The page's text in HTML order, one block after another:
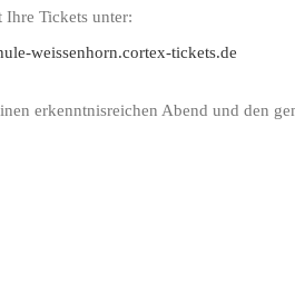
Ihre Tickets unter:
weissenhorn.cortex-tickets.de
erkenntnisreichen Abend und den